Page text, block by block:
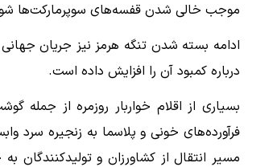
موجب خالی شدن قفسه‌های سوپرمارکت‌ها
ادامه بسته شدن تنگه هرمز نیز جریان
درباره کمبود آن را افزایش داده است.
بسیاری از اقلام خواربار روزمره از جمله
مسیر انتقال از کشاورزان و تولیدکنندگان